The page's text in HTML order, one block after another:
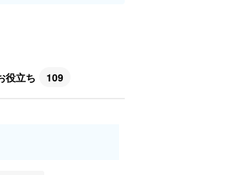
役立ち 109